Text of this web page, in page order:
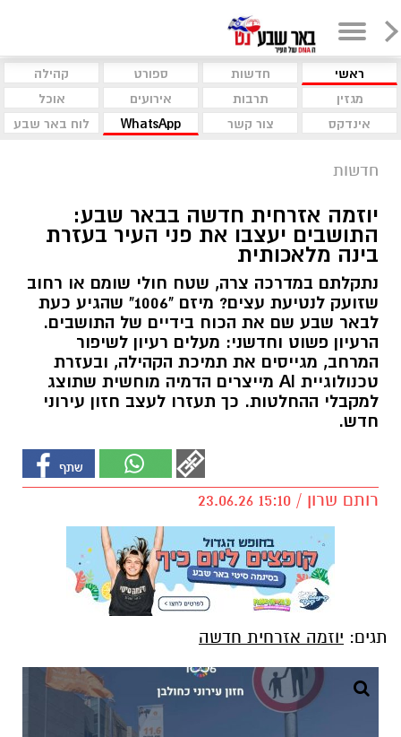
ראשי חדשות ספורט
קהילה
מגזין
תרבות אירועים
אוכל
אינדקס
צור קשר WhatsApp לוח באר שבע
חדשות
יוזמה אזרחית חדשה בבאר שבע:
התושבים יעצבו את פני העיר בעזרת
בינה מלאכותית
נתקלתם במדרכה צרה, שטח חולי שומם או רחוב
שזועק לנטיעת עצים? מיזם "1006" שהגיע כעת
לבאר שבע שם את הכוח בידיים של התושבים.
הרעיון פשוט וחדשני: מעלים רעיון לשיפור
המרחב, מגייסים את תמיכת הקהילה, ובעזרת
טכנולוגיית AI מייצרים הדמיה מוחשית שתוצג
למקבלי ההחלטות. כך תעזרו לעצב חזון עירוני
חדש.
רותם שרון / 15:10 23.06.26
תגים: יוזמה אזרחית חדשה